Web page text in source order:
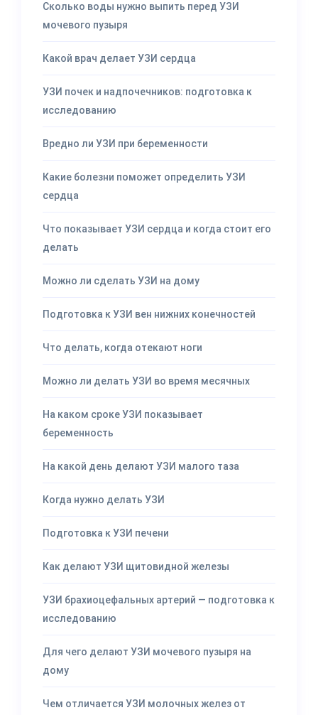
Сколько воды нужно выпить перед УЗИ
мочевого пузыря
Какой врач делает УЗИ сердца
УЗИ почек и надпочечников: подготовка к
исследованию
Вредно ли УЗИ при беременности
Какие болезни поможет определить УЗИ
сердца
Что показывает УЗИ сердца и когда стоит его
делать
Можно ли сделать УЗИ на дому
Подготовка к УЗИ вен нижних конечностей
Что делать, когда отекают ноги
Можно ли делать УЗИ во время месячных
На каком сроке УЗИ показывает
беременность
На какой день делают УЗИ малого таза
Когда нужно делать УЗИ
Подготовка к УЗИ печени
Как делают УЗИ щитовидной железы
УЗИ брахиоцефальных артерий — подготовка к
исследованию
Для чего делают УЗИ мочевого пузыря на
дому
Чем отличается УЗИ молочных желез от